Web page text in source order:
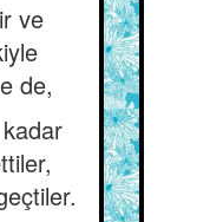
ve
de,